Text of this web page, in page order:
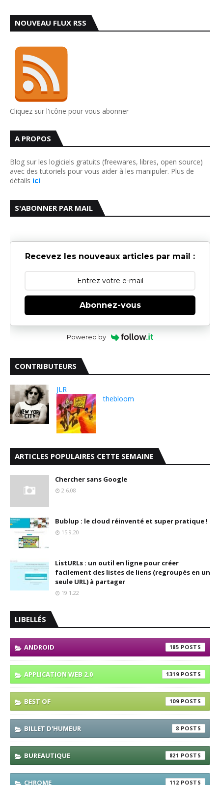
NOUVEAU FLUX RSS
Cliquez sur l'icône pour vous abonner
A PROPOS
Blog sur les logiciels gratuits (freewares, libres, open source)
avec des tutoriels pour vous aider à les manipuler. Plus de
détails ici
S'ABONNER PAR MAIL
Recevez les nouveaux articles par mail :
Abonnez-vous
Powered by
CONTRIBUTEURS
JLR
thebloom
ARTICLES POPULAIRES CETTE SEMAINE
Chercher sans Google
2.6.08
Bublup : le cloud réinventé et super pratique !
15.9.20
ListURLs : un outil en ligne pour créer
facilement des listes de liens (regroupés en un
seule URL) à partager
19.1.22
LIBELLÉS
ANDROID 185
APPLICATION WEB 2.0 1319
BEST OF 109
BILLET D'HUMEUR 8
BUREAUTIQUE 821
CHROME 112